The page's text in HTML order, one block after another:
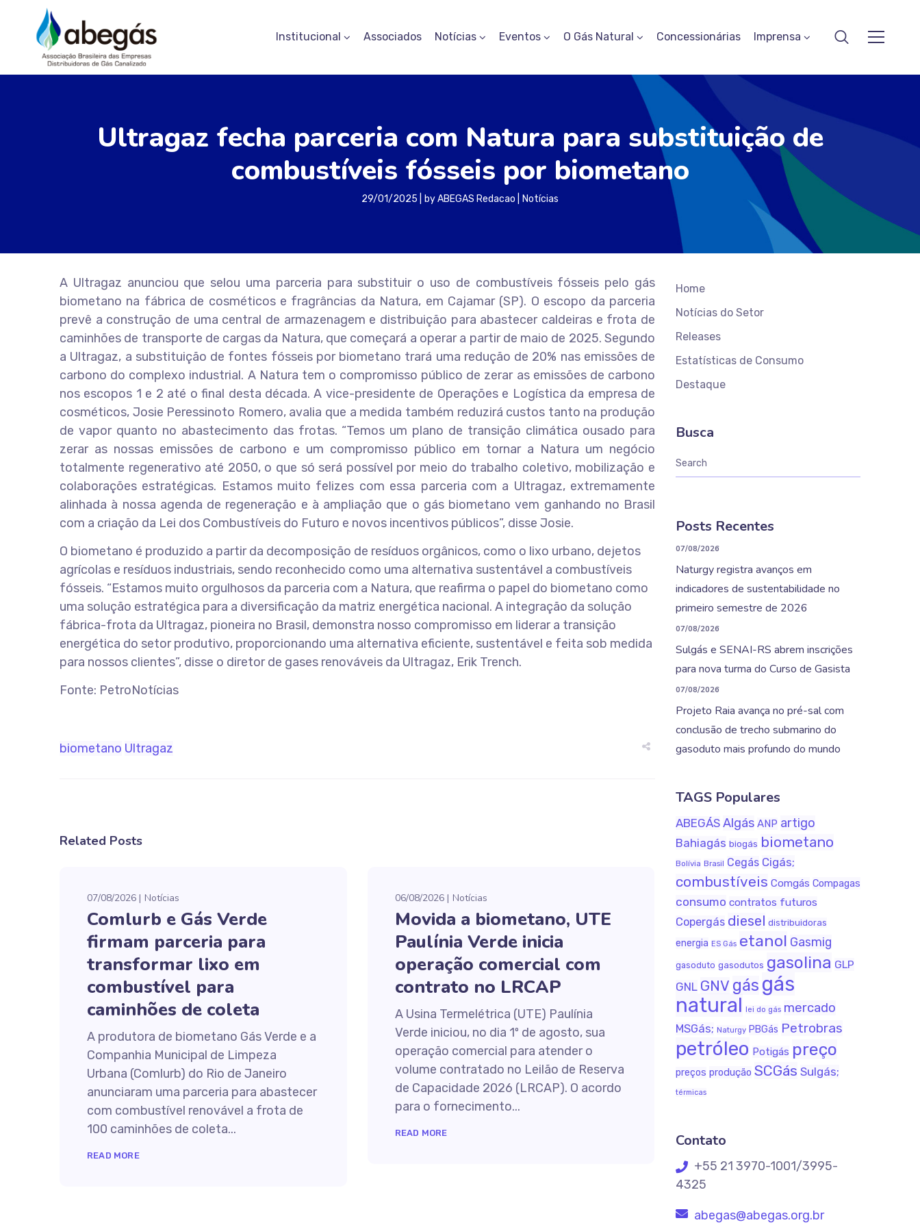
Institucional Associados Notícias Eventos O Gás Natural Concessionárias Imprensa
Ultragaz fecha parceria com Natura para substituição de
combustíveis fósseis por biometano
29/01/2025 byABEGAS Redacao Notícias
A Ultragaz anunciou que selou uma parceria para substituir o uso de combustíveis fósseis pelo gás
biometano na fábrica de cosméticos e fragrâncias da Natura, em Cajamar (SP). O escopo da parceria
prevê a construção de uma central de armazenagem e distribuição para abastecer caldeiras e frota de
caminhões de transporte de cargas da Natura, que começará a operar a partir de maio de 2025. Segundo
a Ultragaz, a substituição de fontes fósseis por biometano trará uma redução de 20% nas emissões de
carbono do complexo industrial. A Natura tem o compromisso público de zerar as emissões de carbono
nos escopos 1 e 2 até o final desta década. A vice-presidente de Operações e Logística da empresa de
cosméticos, Josie Peressinoto Romero, avalia que a medida também reduzirá custos tanto na produção
de vapor quanto no abastecimento das frotas. “Temos um plano de transição climática ousado para
zerar as nossas emissões de carbono e um compromisso público em tornar a Natura um negócio
totalmente regenerativo até 2050, o que só será possível por meio do trabalho coletivo, mobilização e
colaborações estratégicas. Estamos muito felizes com essa parceria com a Ultragaz, extremamente
alinhada à nossa agenda de regeneração e à ampliação que o gás biometano vem ganhando no Brasil
com a criação da Lei dos Combustíveis do Futuro e novos incentivos públicos”, disse Josie.
O biometano é produzido a partir da decomposição de resíduos orgânicos, como o lixo urbano, dejetos
agrícolas e resíduos industriais, sendo reconhecido como uma alternativa sustentável a combustíveis
fósseis. “Estamos muito orgulhosos da parceria com a Natura, que reafirma o papel do biometano como
uma solução estratégica para a diversificação da matriz energética nacional. A integração da solução
fábrica-frota da Ultragaz, pioneira no Brasil, demonstra nosso compromisso em liderar a transição
energética do setor produtivo, proporcionando uma alternativa eficiente, sustentável e feita sob medida
para nossos clientes”, disse o diretor de gases renováveis da Ultragaz, Erik Trench.
Fonte: PetroNotícias
biometano Ultragaz
Related Posts
07/08/2026 Notícias
Comlurb e Gás Verde
firmam parceria para
transformar lixo em
combustível para
caminhões de coleta
A produtora de biometano Gás Verde e a
Companhia Municipal de Limpeza
Urbana (Comlurb) do Rio de Janeiro
anunciaram uma parceria para abastecer
com combustível renovável a frota de
100 caminhões de coleta...
READ MORE
06/08/2026 Notícias
Movida a biometano, UTE
Paulínia Verde inicia
operação comercial com
contrato no LRCAP
A Usina Termelétrica (UTE) Paulínia
Verde iniciou, no dia 1º de agosto, sua
operação comercial para atender o
volume contratado no Leilão de Reserva
de Capacidade 2026 (LRCAP). O acordo
para o fornecimento...
READ MORE
Home
Notícias do Setor
Releases
Estatísticas de Consumo
Destaque
Busca
Posts Recentes
07/08/2026
Naturgy registra avanços em
indicadores de sustentabilidade no
primeiro semestre de 2026
07/08/2026
Sulgás e SENAI-RS abrem inscrições
para nova turma do Curso de Gasista
07/08/2026
Projeto Raia avança no pré-sal com
conclusão de trecho submarino do
gasoduto mais profundo do mundo
TAGS Populares
ABEGÁS Algás ANP artigo
Bahiagás biogás biometano
Bolívia Brasil Cegás Cigás;
combustíveis Comgás Compagas
consumo contratos futuros
Copergás diesel distribuidoras
energia ES Gás etanol Gasmig
gasoduto gasodutos gasolina GLP
GNL GNV gás gás
natural lei do gás mercado
MSGás; Naturgy PBGás Petrobras
petróleo Potigás preço
preços produção SCGás Sulgás;
térmicas
Contato
+55 21 3970-1001/3995-
4325
abegas@abegas.org.br